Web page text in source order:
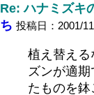
Re: ハナミズキ
ち 投稿日：2001/
植え替える
ズンが適期
たものを